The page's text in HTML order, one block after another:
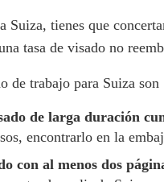
tienes que
tasa de visado no
de trabajo para Suiza son
de larga duración
encontrarlo en la
con al menos dos